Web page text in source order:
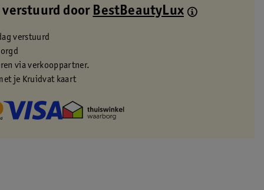
verstuurd door BestBeautyLux
verstuurd
via verkooppartner.
je Kruidvat kaart